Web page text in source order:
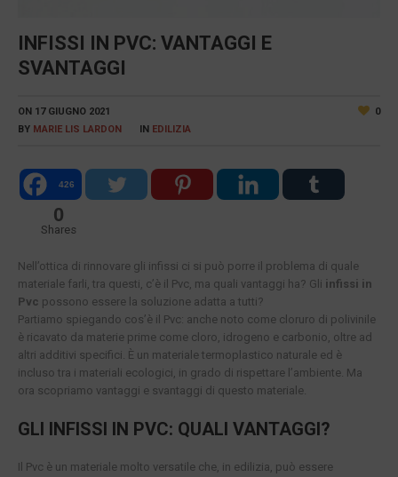
INFISSI IN PVC: VANTAGGI E
SVANTAGGI
0
ON 17 GIUGNO 2021
BY MARIE LIS LARDON IN EDILIZIA
426
0
Shares
Nell’ottica di rinnovare gli infissi ci si può porre il problema di quale
materiale farli, tra questi, c’è il Pvc, ma quali vantaggi ha? Gli infissi in
Pvc possono essere la soluzione adatta a tutti?
Partiamo spiegando cos’è il Pvc: anche noto come cloruro di polivinile
è ricavato da materie prime come cloro, idrogeno e carbonio, oltre ad
altri additivi specifici. È un materiale termoplastico naturale ed è
incluso tra i materiali ecologici, in grado di rispettare l’ambiente. Ma
ora scopriamo vantaggi e svantaggi di questo materiale.
GLI INFISSI IN PVC: QUALI VANTAGGI?
Il Pvc è un materiale molto versatile che, in edilizia, può essere